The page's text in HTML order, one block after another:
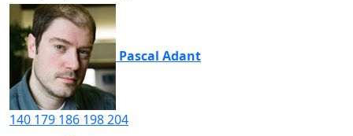
Pascal Adant
140 179 186 198204